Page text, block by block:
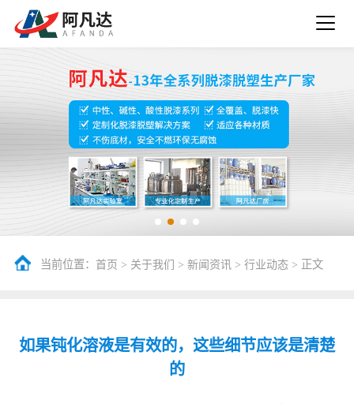
当前位置： 首页 > 关于我们 > 新闻资讯 > 行业动态> 正文
如果钝化溶液是有效的，这些细节应该是清楚
的